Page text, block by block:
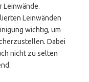
Leinwände.
Leinwänden
wichtig, um
Dabei
nicht zu selten